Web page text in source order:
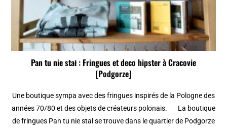
Pan tu nie stał : Fringues et deco hipster à Cracovie
[Podgorze]
Une boutique sympa avec des fringues inspirés de la Pologne des
années 70/80 et des objets de créateurs polonais. La boutique
de fringues Pan tu nie stal se trouve dans le quartier de Podgorze